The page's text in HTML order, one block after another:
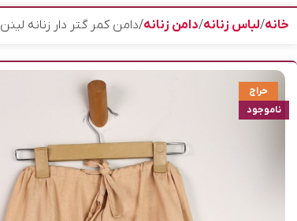
خانه لباس زنانه دامن زنانه دامن کمر گتر دار زنانه لینن 0313
حراج
ناموجود